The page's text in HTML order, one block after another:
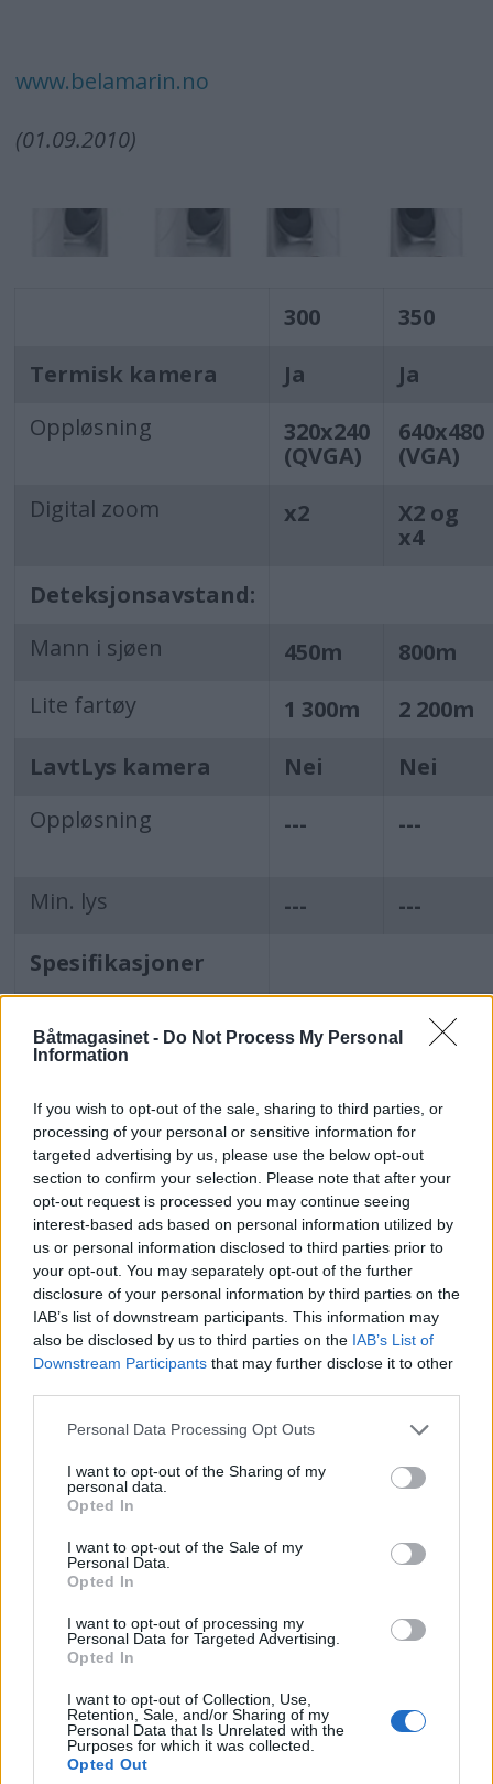
Båtmagasinet - Do Not Process My Personal
Information
If you wish to opt-out of the sale, sharing to third parties, or
processing of your personal or sensitive information for
targeted advertising by us, please use the below opt-out
section to confirm your selection. Please note that after your
opt-out request is processed you may continue seeing
interest-based ads based on personal information utilized by
us or personal information disclosed to third parties prior to
your opt-out. You may separately opt-out of the further
disclosure of your personal information by third parties on the
IAB’s list of downstream participants. This information may
also be disclosed by us to third parties on the IAB’s List of
Downstream Participants that may further disclose it to other
Personal Data Processing Opt Outs
I want to opt-out of the Sharing of my
personal data.
Opted In
I want to opt-out of the Sale of my
Personal Data.
Opted In
I want to opt-out of processing my
Personal Data for Targeted Advertising.
Opted In
I want to opt-out of Collection, Use,
Retention, Sale, and/or Sharing of my
Personal Data that Is Unrelated with the
Purposes for which it was collected.
Opted Out
www.belamarin.no
(01.09.2010)
300
350
Termisk kamera
Ja
Ja
Oppløsning
320x240
(QVGA)
640x480
(VGA)
Digital zoom
x2
X2 og
x4
Deteksjonsavstand:
Mann i sjøen
450m
800m
Lite fartøy
1 300m
2 200m
LavtLys kamera
Nei
Nei
Oppløsning
--- ---
Min. lys ---
---
Spesifikasjoner
17,8cm (Ø) 28,5cm
Miljø vann/sand
IPX6 / MIL-STD-
Rotasjon/tilt
360º rotasjon / +/-
Driftsspenning
12VDC til 24 VDC
UKATEGORISERT ALLERBM EKKOLODD
batmagasinet.no utgis avNorsk Maritimt
Forlag
Alt innhold er opphavsrettslig beskyttet.
Båtmagasinet er medlem av Fagpressen og
arbeider etter Vær Varsom-plakaten og
Redaktørplakaten. Redaksjonen har ikke